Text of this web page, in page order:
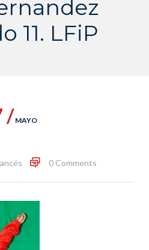
11. LFiP
/ MAYO
0 Comments